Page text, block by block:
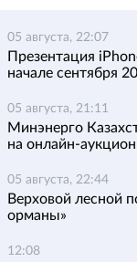
05 августа, 22:07
Презентация
начале сентября
05 августа, 21:11
Минэнерго
на онлайн-аукцион
05 августа, 22:44
Верховой лесной
орманы»
12:08